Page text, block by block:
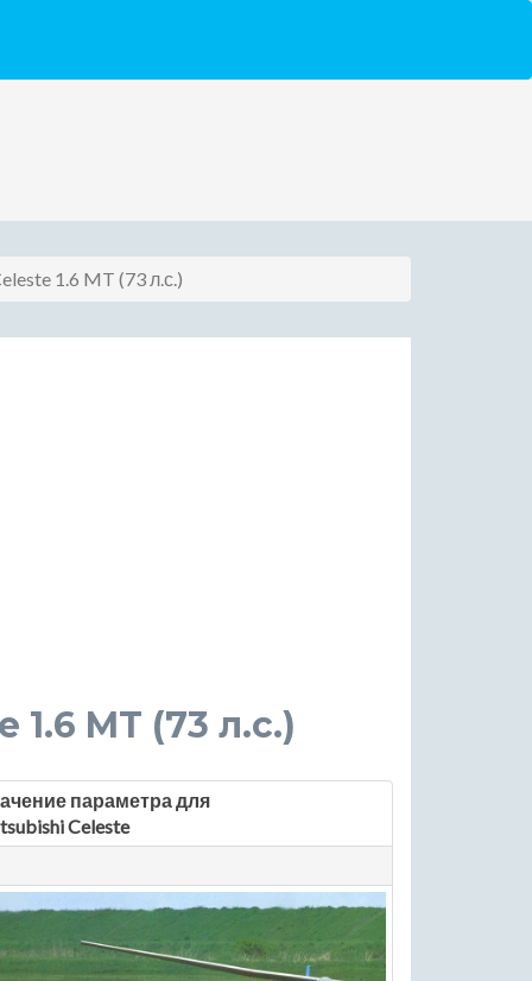
1.6 MT (73 л.с.)
1.6 MT (73 л.с.)
параметра для
Celeste